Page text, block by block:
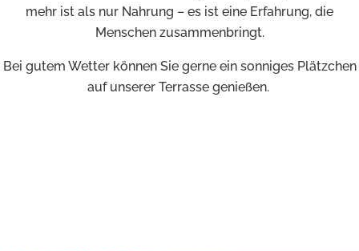
mehr ist als nur Nahrung – es ist eine Erfahrung, die
Menschen zusammenbringt.
Bei gutem Wetter können Sie gerne ein sonniges Plätzchen
auf unserer Terrasse genießen.